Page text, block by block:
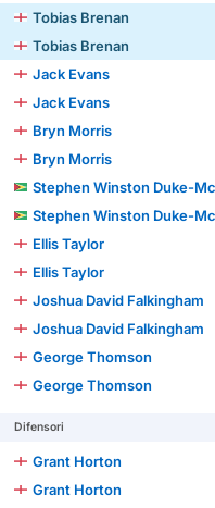
Tobias Brenan
Tobias Brenan
Jack Evans
Jack Evans
Bryn Morris
Bryn Morris
Stephen Winston Duke-
Stephen Winston Duke-
Ellis Taylor
Ellis Taylor
Joshua David Falkingham
Joshua David Falkingham
George Thomson
George Thomson
Difensori
Grant Horton
Grant Horton